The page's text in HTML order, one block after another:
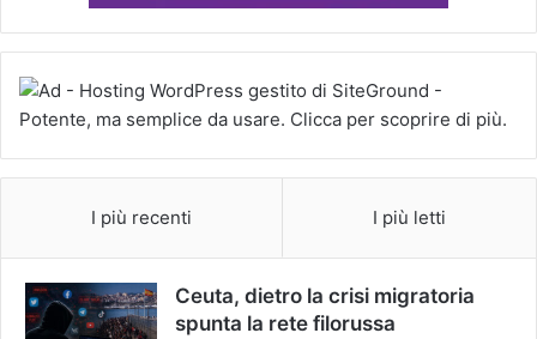
I più recenti I più letti
Ceuta, dietro la crisi migratoria
spunta la rete filorussa